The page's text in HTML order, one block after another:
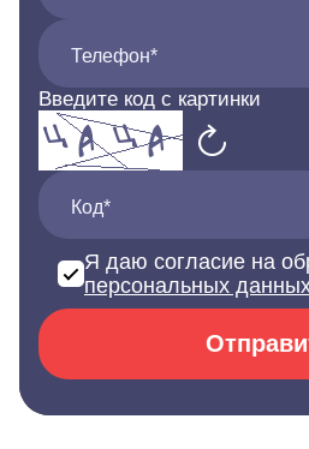
Телефон*
Введите код с картинки
Код*
Я даю согласие на
персональных